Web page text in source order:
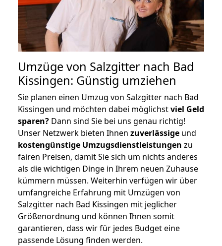
Umzüge von Salzgitter nach Bad
Kissingen: Günstig umziehen
Sie planen einen Umzug von Salzgitter nach Bad
Kissingen und möchten dabei möglichstviel Geld
sparen? Dann sind Sie bei uns genau richtig!
Unser Netzwerk bieten Ihnen zuverlässige und
kostengünstige Umzugsdienstleistungen zu
fairen Preisen, damit Sie sich um nichts anderes
als die wichtigen Dinge in Ihrem neuen Zuhause
kümmern müssen. Weiterhin verfügen wir über
umfangreiche Erfahrung mit Umzügen von
Salzgitter nach Bad Kissingen mit jeglicher
Größenordnung und können Ihnen somit
garantieren, dass wir für jedes Budget eine
passende Lösung finden werden.